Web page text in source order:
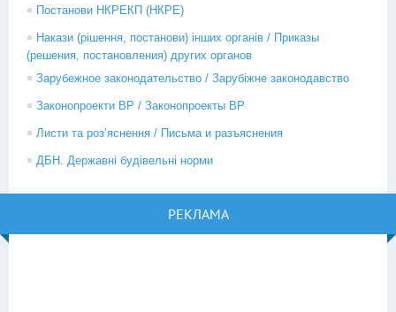
Постанови НКРЕКП (НКРЕ)
Накази (рішення, постанови) інших органів / Приказы
(решения, постановления) других органов
Зарубежное законодательство / Зарубіжне законодавство
Законопроекти ВР / Законопроекты ВР
Листи та роз’яснення / Письма и разъяснения
ДБН. Державні будівельні норми
РЕКЛАМА